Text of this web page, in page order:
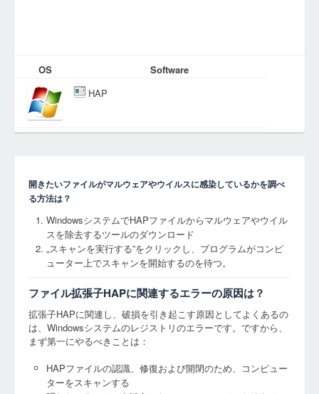
OS
Software
HAP
開きたいファイルがマルウェアやウイルスに感染しているかを調べ
る方法は？
WindowsシステムでHAPファイルからマルウェアやウイル
スを除去するツールのダウンロード
„スキャンを実行する”をクリックし、プログラムがコンピ
ューター上でスキャンを開始するのを待つ。
ファイル拡張子HAPに関連するエラーの原因は？
拡張子HAPに関連し、破損を引き起こす原因としてよくあるの
は、Windowsシステムのレジストリのエラーです。ですから、
まず第一にやるべきことは：
HAPファイルの認識、修復および開閉のため、コンピュー
ターをスキャンする